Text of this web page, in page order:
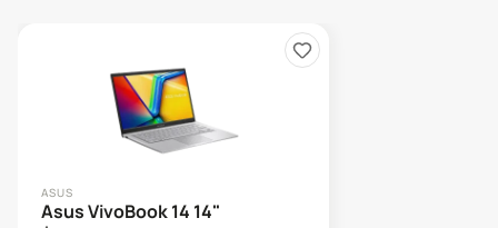
ASUS
Asus VivoBook 14 14"